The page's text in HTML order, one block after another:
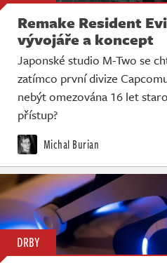
Remake Resident
vývojáře a koncept
Japonské studio M-Two se
zatímco první divize
nebýt omezována 16 let
přístup?
Michal Burian
DRBY